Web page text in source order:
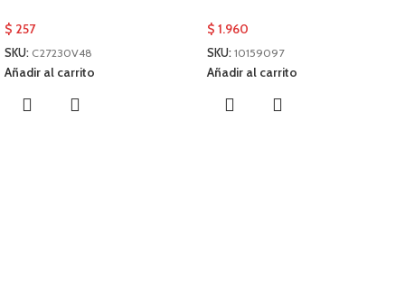
$ 257
SKU: C27230V48
Añadir al carrito
$ 1.960
SKU: 10159097
Añadir al carrito